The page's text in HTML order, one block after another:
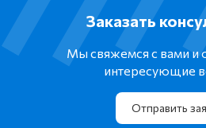
Заказать
Мы свяжемся с вами и
интересующие
Отправить